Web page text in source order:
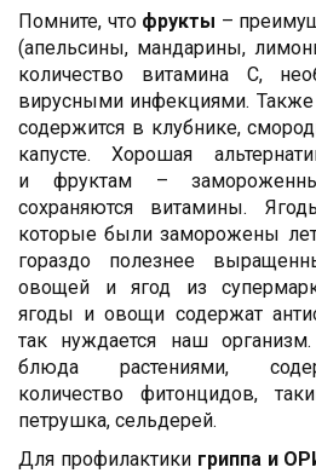
Помните, что фрукты –
(апельсины, мандарины,
количество витамина С,
вирусными инфекциями. Также
содержится в клубнике,
капусте. Хорошая
и фруктам –
сохраняются витамины.
которые были заморожены
гораздо полезнее
овощей и ягод из
ягоды и овощи содержат
так нуждается наш
блюда растениями,
количество фитонцидов,
петрушка, сельдерей.
Для профилактикигриппа и